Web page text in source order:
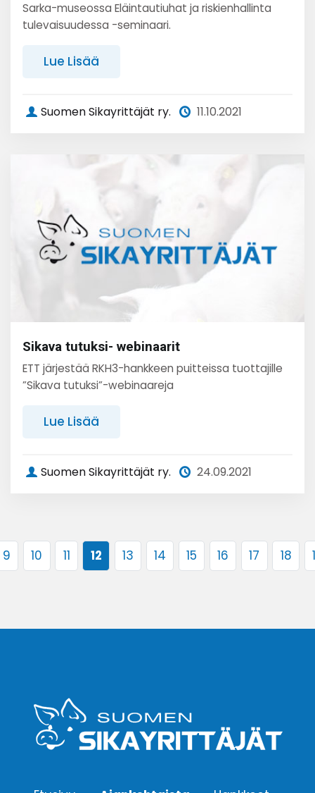
Sarka-museossa Eläintautiuhat ja riskienhallinta
tulevaisuudessa -seminaari.
Lue Lisää
Suomen Sikayrittäjät ry. 11.10.2021
Sikava tutuksi- webinaarit
ETT järjestää RKH3-hankkeen puitteissa tuottajille
”Sikava tutuksi”-webinaareja
Lue Lisää
Suomen Sikayrittäjät ry. 24.09.2021
9 10 11 12 13 14 15 16 17 18